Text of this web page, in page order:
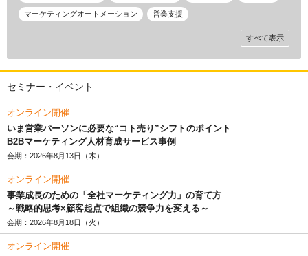
マーケティングオートメーション 営業支援
すべて表示
セミナー・イベント
オンライン開催
いま営業パーソンに必要な“コト売り”シフトのポイント
B2Bマーケティング人材育成サービス事例
会期：2026年8月13日（木）
オンライン開催
事業成長のための「全社マーケティング力」の育て方
～戦略的思考×顧客起点で組織の競争力を変える～
会期：2026年8月18日（火）
オンライン開催